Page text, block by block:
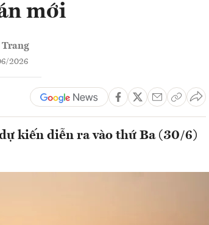
mới
Trang
2026
kiến diễn ra vào thứ Ba (30/6)